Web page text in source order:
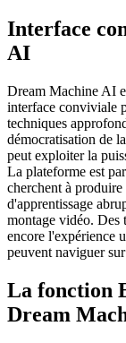
Interface
AI
Dream Machine AI
interface conviviale
techniques
démocratisation de
peut exploiter la
La plateforme est
cherchent à produire
d'apprentissage
montage vidéo. Des
encore l'expérience
peuvent naviguer
La fonction
Dream